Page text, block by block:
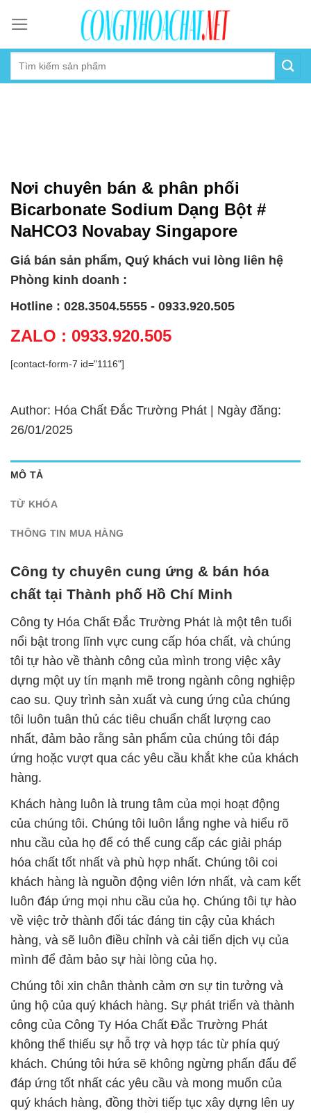
content
Nơi chuyên bán & phân phối
Bicarbonate Sodium Dạng Bột #
NaHCO3 Novabay Singapore
Giá bán sản phẩm, Quý khách vui lòng liên hệ
Phòng kinh doanh :
Hotline : 028.3504.5555 - 0933.920.505
ZALO : 0933.920.505
[contact-form-7 id="1116"]
Author: Hóa Chất Đắc Trường Phát | Ngày đăng:
26/01/2025
MÔ TẢ
TỪ KHÓA
THÔNG TIN MUA HÀNG
Công ty chuyên cung ứng & bán hóa
chất tại Thành phố Hồ Chí Minh
Công ty Hóa Chất Đắc Trường Phát là một tên tuổi
nổi bật trong lĩnh vực cung cấp hóa chất, và chúng
tôi tự hào về thành công của mình trong việc xây
dựng một uy tín mạnh mẽ trong ngành công nghiệp
cao su. Quy trình sản xuất và cung ứng của chúng
tôi luôn tuân thủ các tiêu chuẩn chất lượng cao
nhất, đảm bảo rằng sản phẩm của chúng tôi đáp
ứng hoặc vượt qua các yêu cầu khắt khe của khách
hàng.
Khách hàng luôn là trung tâm của mọi hoạt động
của chúng tôi. Chúng tôi luôn lắng nghe và hiểu rõ
nhu cầu của họ để có thể cung cấp các giải pháp
hóa chất tốt nhất và phù hợp nhất. Chúng tôi coi
khách hàng là nguồn động viên lớn nhất, và cam kết
luôn đáp ứng mọi nhu cầu của họ. Chúng tôi tự hào
về việc trở thành đối tác đáng tin cậy của khách
hàng, và sẽ luôn điều chỉnh và cải tiến dịch vụ của
mình để đảm bảo sự hài lòng của họ.
Chúng tôi xin chân thành cảm ơn sự tin tưởng và
ủng hộ của quý khách hàng. Sự phát triển và thành
công của Công Ty Hóa Chất Đắc Trường Phát
không thể thiếu sự hỗ trợ và hợp tác từ phía quý
khách. Chúng tôi hứa sẽ không ngừng phấn đấu để
đáp ứng tốt nhất các yêu cầu và mong muốn của
quý khách hàng, đồng thời tiếp tục xây dựng lên uy